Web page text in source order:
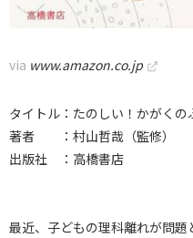
via www.amazon.co.jp
タイトル：たのしい！かがく
著者 ：村山哲哉（監修）
出版社 ：高橋書店
最近、子どもの理科離れが問